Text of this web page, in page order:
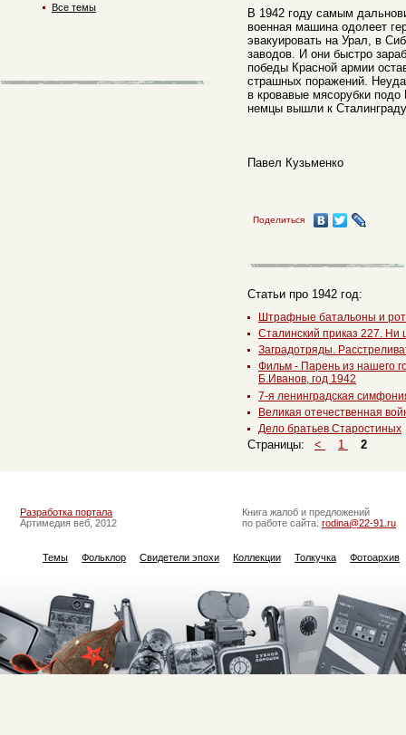
В 1942 году самым
военная машина одолеет
эвакуировать на Урал, в
заводов. И они быстро
победы Красной армии
страшных поражений.
в кровавые мясорубки
немцы вышли к
Павел Кузьменко
Поделиться
Статьи про 1942 год:
Штрафные батальоны и
Сталинский приказ 227. Ни
Заградотряды.
Фильм - Парень из нашего
Б.Иванов, год 1942
7-я ленинградская
Великая отечественная
Дело братьев Старостиных
Страницы: < 1 2
Все темы
Разработка портала
Артимедия веб, 2012
Книга жалоб и предложений
по работе сайта: rodina@22-91.ru
Темы Фольклор Свидетели эпохи Коллекции Толкучка Фотоархив